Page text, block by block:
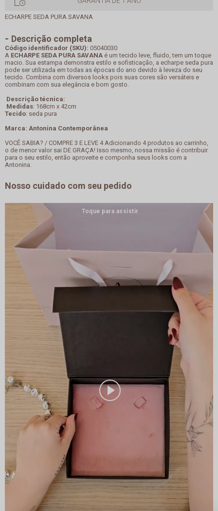
ECHARPE SEDA PURA SAVANA
Descrição completa
Código identificador (SKU): 05040030
A ECHARPE SEDA PURA SAVANA é um tecido leve, fluido, tem um toque
macio. Sua estampa demonstra estilo e sofisticação, a echarpe seda pura
pode ser utilizada em todas as épocas do ano devido à leveza do seu
tecido. Combina com diversos looks pois suas cores são versáteis e
combinam com sua elegância e bom gosto.
Descrição técnica:
Medidas: 168cm x 42cm
Tecido: seda pura
Marca: Antonina Contemporânea
VOCÊ SABIA? / COMPRE 3 E LEVE 4 Adicionando 4 produtos ao carrinho,
o de menor valor sai DE GRAÇA! Isso mesmo, nossa missão é contribuir
para o seu estilo, então aproveite e componha seus looks com a
Antonina.
Nosso cuidado com seu pedido